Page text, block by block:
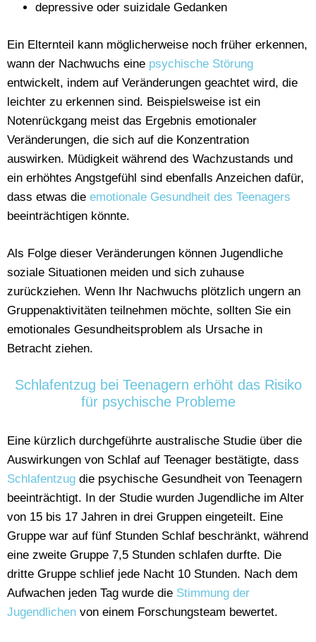
depressive oder suizidale Gedanken
Ein Elternteil kann möglicherweise noch früher erkennen,
wann der Nachwuchs eine psychische Störung
entwickelt, indem auf Veränderungen geachtet wird, die
leichter zu erkennen sind. Beispielsweise ist ein
Notenrückgang meist das Ergebnis emotionaler
Veränderungen, die sich auf die Konzentration
auswirken. Müdigkeit während des Wachzustands und
ein erhöhtes Angstgefühl sind ebenfalls Anzeichen dafür,
dass etwas die emotionale Gesundheit des Teenagers
beeinträchtigen könnte.
Als Folge dieser Veränderungen können Jugendliche
soziale Situationen meiden und sich zuhause
zurückziehen. Wenn Ihr Nachwuchs plötzlich ungern an
Gruppenaktivitäten teilnehmen möchte, sollten Sie ein
emotionales Gesundheitsproblem als Ursache in
Betracht ziehen.
Schlafentzug bei Teenagern erhöht das Risiko
für psychische Probleme
Eine kürzlich durchgeführte australische Studie über die
Auswirkungen von Schlaf auf Teenager bestätigte, dass
Schlafentzug die psychische Gesundheit von Teenagern
beeinträchtigt. In der Studie wurden Jugendliche im Alter
von 15 bis 17 Jahren in drei Gruppen eingeteilt. Eine
Gruppe war auf fünf Stunden Schlaf beschränkt, während
eine zweite Gruppe 7,5 Stunden schlafen durfte. Die
dritte Gruppe schlief jede Nacht 10 Stunden. Nach dem
Aufwachen jeden Tag wurde die Stimmung der
Jugendlichen von einem Forschungsteam bewertet.